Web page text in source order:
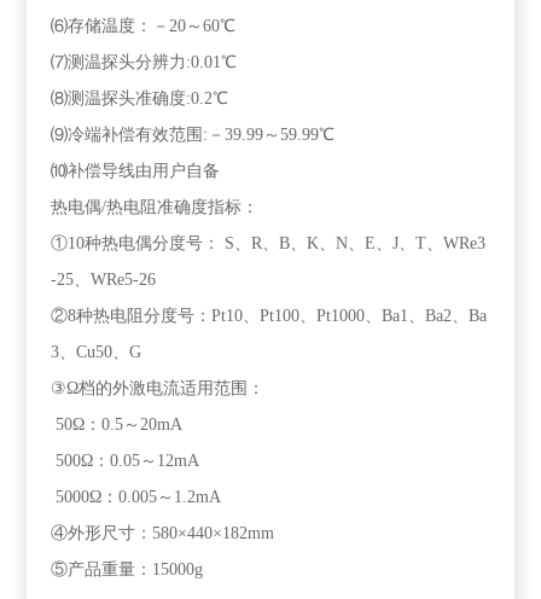
⑹存储温度：－20～60℃
⑺测温探头分辨力:0.01℃
⑻测温探头准确度:0.2℃
⑼冷端补偿有效范围:－39.99～59.99℃
⑽补偿导线由用户自备
热电偶/热电阻准确度指标：
①10种热电偶分度号： S、R、B、K、N、E、J、T、WRe3
-25、WRe5-26
②8种热电阻分度号：Pt10、Pt100、Pt1000、Ba1、Ba2、Ba
3、Cu50、G
③Ω档的外激电流适用范围：
50Ω：0.5～20mA
500Ω：0.05～12mA
5000Ω：0.005～1.2mA
④外形尺寸：580×440×182mm
⑤产品重量：15000g